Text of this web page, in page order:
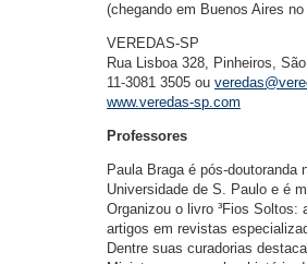
(chegando em Buenos Aires
VEREDAS-SP
Rua Lisboa 328, Pinheiros,
11-3081 3505 ou
www.veredas-sp.com
Professores
Paula Braga é pós-
Universidade de S. Paulo e é
Organizou o livro ³Fios Soltos:
artigos em revistas
Dentre suas curadorias